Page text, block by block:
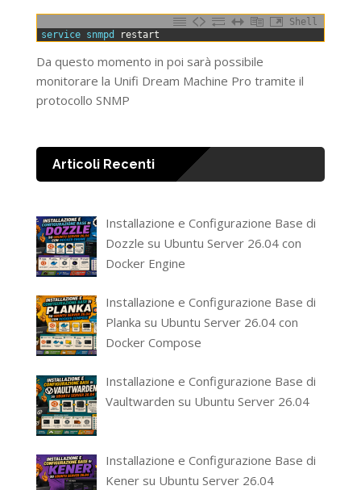
Shell
service snmpd restart
Da questo momento in poi sarà possibile
monitorare la Unifi Dream Machine Pro tramite il
protocollo SNMP
Articoli Recenti
Installazione e Configurazione Base di
Dozzle su Ubuntu Server 26.04 con
Docker Engine
Installazione e Configurazione Base di
Planka su Ubuntu Server 26.04 con
Docker Compose
Installazione e Configurazione Base di
Vaultwarden su Ubuntu Server 26.04
Installazione e Configurazione Base di
Kener su Ubuntu Server 26.04